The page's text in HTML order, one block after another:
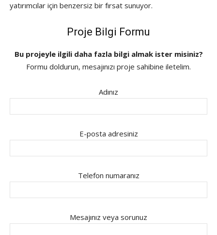
yatırımcılar için benzersiz bir fırsat sunuyor.
Proje Bilgi Formu
Bu projeyle ilgili daha fazla bilgi almak ister misiniz?
Formu doldurun, mesajınızı proje sahibine iletelim.
Adınız
E-posta adresiniz
Telefon numaranız
Mesajınız veya sorunuz